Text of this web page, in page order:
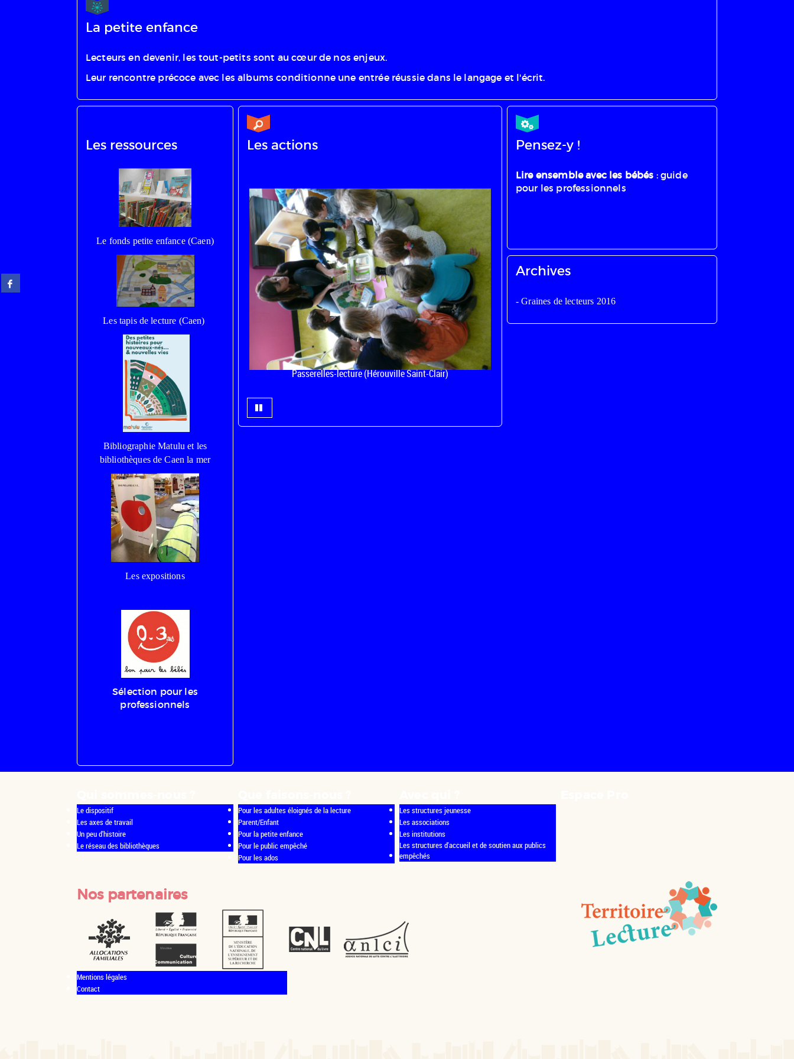
Partager
sur
La petite enfance
Lecteurs en devenir, les tout-petits sont au cœur de nos enjeux.
Leur rencontre précoce avec les albums conditionne une entrée réussie dans le langage et l'écrit.
Les ressources
Le fonds petite enfance (Caen)
Les tapis de lecture (Caen)
Bibliographie Matulu et les
bibliothèques de Caen la mer
Les expositions
Sélection pour les
professionnels
Les actions
Sensibilisation à la pratique du kamishibaï - retour en images
Pensez-y !
Lire ensemble avec les bébés : guide
pour les professionnels
Archives
-Graines de lecteurs 2016
Le dispositif
Les axes de travail
Un peu d'histoire
Le réseau des bibliothèques
Pour les adultes éloignés de la lecture
Parent/Enfant
Pour la petite enfance
Pour le public empêché
Pour les ados
Les structures jeunesse
Les associations
Les institutions
Les structures d'accueil et de soutien aux publics
empêchés
Nos partenaires
Mentions légales
Contact